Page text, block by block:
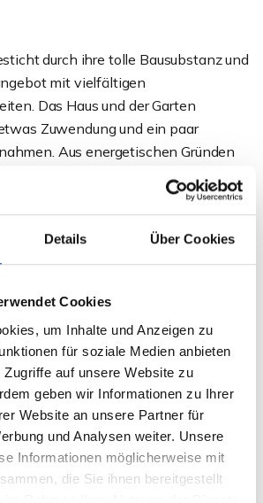
Details Über Cookies
Cookies
um Inhalte und Anzeigen zu
für soziale Medien anbieten
auf unsere Website zu
geben wir Informationen zu Ihrer
Website an unsere Partner für
und Analysen weiter. Unsere
Informationen möglicherweise mit
die Sie ihnen bereitgestellt
im Rahmen Ihrer Nutzung der Dienste
durch ihre tolle Bausubstanz und
mit vielfältigen
Das Haus und der Garten
Zuwendung und ein paar
Aus energetischen Gründen
und die defekte Ölzentralheizung
werden. Wer viel Platz
entfalten zu können, ist hier genau
sinnvoll zu nutzen und in
zu lassen.
Ihr Interesse geweckt? Dann fordern
Exposé an.